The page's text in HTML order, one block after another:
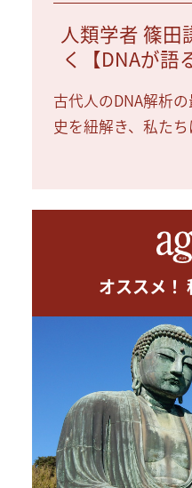
人類学者 篠田
く【DNAが語
古代人のDNA解析
史を紐解き、私たち
オススメ！